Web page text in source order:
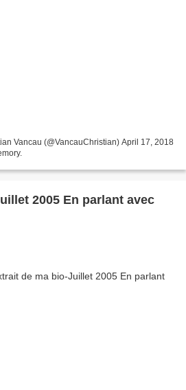
Vancau (@VancauChristian) April 17, 2018
2005 En parlant avec